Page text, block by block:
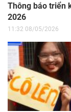
Thông báo triển
2026
11:32 08/05/2026